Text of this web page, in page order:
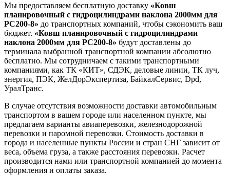
Мы предоставляем бесплатную доставку «Ковш
планировочный с гидроцилиндрами наклона 2000мм для
PC200-8» до транспортных компаний, чтобы сэкономить ваш
бюджет. «Ковш планировочный с гидроцилиндрами
наклона 2000мм для PC200-8» будут доставлены до
терминала выбранной транспортной компании абсолютно
бесплатно. Мы сотрудничаем с такими транспортными
компаниями, как ТК «КИТ», СДЭК, деловые линии, ТК луч,
энергия, ПЭК, ЖелДорЭкспертиза, БайкалСервис, Dpd,
УралТранс.
В случае отсутствия возможности доставки автомобильным
транспортом в вашем городе или населенном пункте, мы
предлагаем варианты авиаперевозки, железнодорожной
перевозки и паромной перевозки. Стоимость доставки в
города и населенные пункты России и стран СНГ зависит от
веса, объема груза, а также расстояния перевозки. Расчет
производится нами или транспортной компанией до момента
оформления и оплаты заказа.